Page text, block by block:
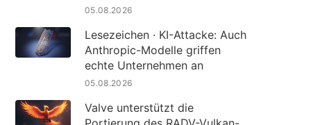
05.08.2026
Lesezeichen · KI-Attacke: Auch
Anthropic-Modelle griffen
echte Unternehmen an
05.08.2026
Valve unterstützt die